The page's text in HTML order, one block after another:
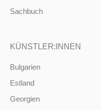
Sachbuch
KÜNSTLER:INNEN
Bulgarien
Estland
Georgien